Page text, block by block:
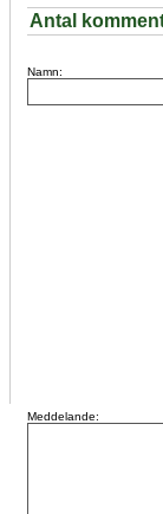
Antal
Namn:
Meddelande: